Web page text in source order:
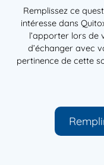
Remplissez ce
intéresse dans
l’apporter lors de
d’échanger avec
pertinence de cette